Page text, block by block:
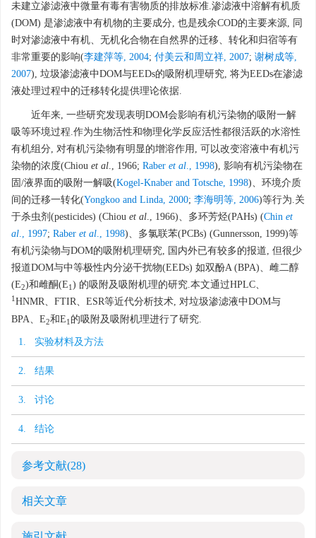
未建立渗滤液中微量有毒有害物质的排放标准.渗滤液中溶解有机质
(DOM) 是渗滤液中有机物的主要成分, 也是残余COD的主要来源, 同
时对渗滤液中有机、无机化合物在自然界的迁移、转化和归宿等有
非常重要的影响(李建萍等, 2004; 付美云和周立祥, 2007; 谢树成等,
2007), 垃圾渗滤液中DOM与EEDs的吸附机理研究, 将为EEDs在渗滤
液处理过程中的迁移转化提供理论依据.
近年来, 一些研究发现表明DOM会影响有机污染物的吸附一解
吸等环境过程.作为生物活性和物理化学反应活性都很活跃的水溶性
有机组分, 对有机污染物有明显的增溶作用, 可以改变溶液中有机污
染物的浓度(Chiou et al., 1966; Raber et al., 1998), 影响有机污染物在
固/液界面的吸附一解吸(Kogel-Knaber and Totsche, 1998)、环境介质
间的迁移一转化(Yongkoo and Linda, 2000; 李海明等, 2006)等行为.关
于杀虫剂(pesticides) (Chiou et al., 1966)、多环芳烃(PAHs) (Chin et
al., 1997; Raber et al., 1998)、多氯联苯(PCBs) (Gunnersson, 1999)等
有机污染物与DOM的吸附机理研究, 国内外已有较多的报道, 但很少
报道DOM与中等极性内分泌干扰物(EEDs) 如双酚A (BPA)、雌二醇
(E2)和雌酮(E1 ) 的吸附及吸附机理的研究.本文通过HPLC、
1 HNMR、FTIR、ESR等近代分析技术, 对垃圾渗滤液中DOM与
BPA、E2和E1 的吸附及吸附机理进行了研究.
1. 实验材料及方法
2. 结果
3. 讨论
4. 结论
参考文献(28)
相关文章